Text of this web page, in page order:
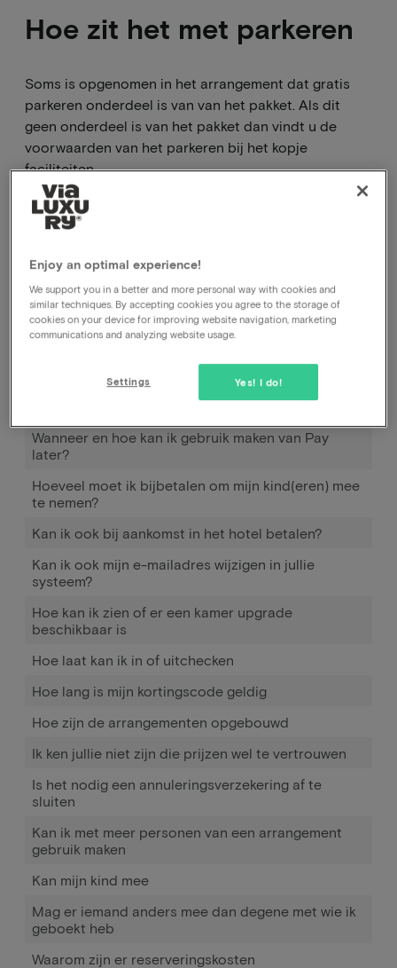
Wanneer en hoe kan ik gebruik maken van Pay
later?
Hoeveel moet ik bijbetalen om mijn kind(eren) mee
te nemen?
Kan ik ook bij aankomst in het hotel betalen?
Kan ik ook mijn e-mailadres wijzigen in jullie
systeem?
Hoe kan ik zien of er een kamer upgrade
beschikbaar is
Hoe laat kan ik in of uitchecken
Hoe lang is mijn kortingscode geldig
Hoe zijn de arrangementen opgebouwd
Ik ken jullie niet zijn die prijzen wel te vertrouwen
Is het nodig een annuleringsverzekering af te
sluiten
Kan ik met meer personen van een arrangement
gebruik maken
Kan mijn kind mee
Mag er iemand anders mee dan degene met wie ik
geboekt heb
Waarom zijn er reserveringskosten
Hoe zit het met parkeren
Soms is opgenomen in het arrangement dat gratis
parkeren onderdeel is van van het pakket. Als dit
geen onderdeel is van het pakket dan vindt u de
voorwaarden van het parkeren bij het kopje
faciliteiten.
Enjoy an optimal experience!
We support you in a better and more personal way with cookies and
similar techniques. By accepting cookies you agree to the storage of
cookies on your device for improving website navigation, marketing
communications and analyzing website usage.
Yes! I do!
Settings